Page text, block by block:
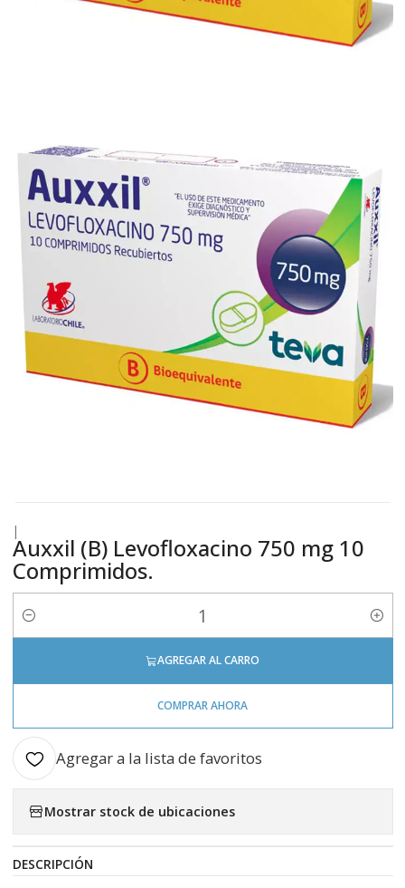
|
Auxxil (B) Levofloxacino 750 mg 10
Comprimidos.
Cantidad
AGREGAR AL CARRO
COMPRAR AHORA
Agregar a la lista de favoritos
Mostrar stock de ubicaciones
DESCRIPCIÓN